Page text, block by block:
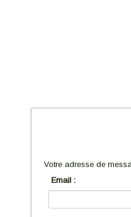
Votre adresse de
Email :